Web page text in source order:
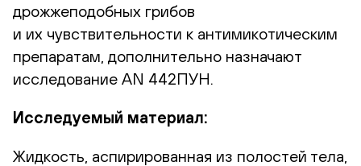
дрожжеподобных грибов
и их чувствительности к антимикотическим
препаратам, дополнительно назначают
исследование AN 442ПУН.
Исследуемый материал:
Жидкость, аспирированная из полостей тела,